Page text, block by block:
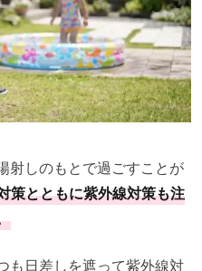
射しのもとで過ごすことが
策とともに紫外線対策も注
も日差しを遮って紫外線対